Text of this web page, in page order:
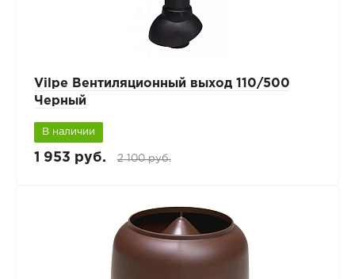
Vilpe Вентиляционный выход 110/500
Черный
В наличии
1 953 руб. 2 100 руб.